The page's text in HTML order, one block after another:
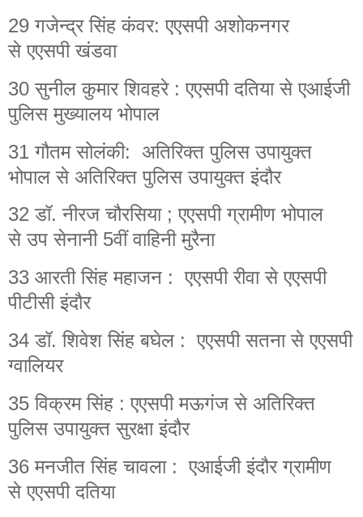
29 गजेन्द्र सिंह कंवर: एएसपी अशोकनगर
से एएसपी खंडवा
30 सुनील कुमार शिवहरे : एएसपी दतिया से एआईजी
पुलिस मुख्यालय भोपाल
31 गौतम सोलंकी: अतिरिक्त पुलिस उपायुक्त
भोपाल से अतिरिक्त पुलिस उपायुक्त इंदौर
32 डॉ. नीरज चौरसिया ; एएसपी ग्रामीण भोपाल
से उप सेनानी 5वीं वाहिनी मुरैना
33 आरती सिंह महाजन : एएसपी रीवा से एएसपी
पीटीसी इंदौर
34 डॉ. शिवेश सिंह बघेल : एएसपी सतना से एएसपी
ग्वालियर
35 विक्रम सिंह : एएसपी मऊगंज से अतिरिक्त
पुलिस उपायुक्त सुरक्षा इंदौर
36 मनजीत सिंह चावला : एआईजी इंदौर ग्रामीण
से एएसपी दतिया